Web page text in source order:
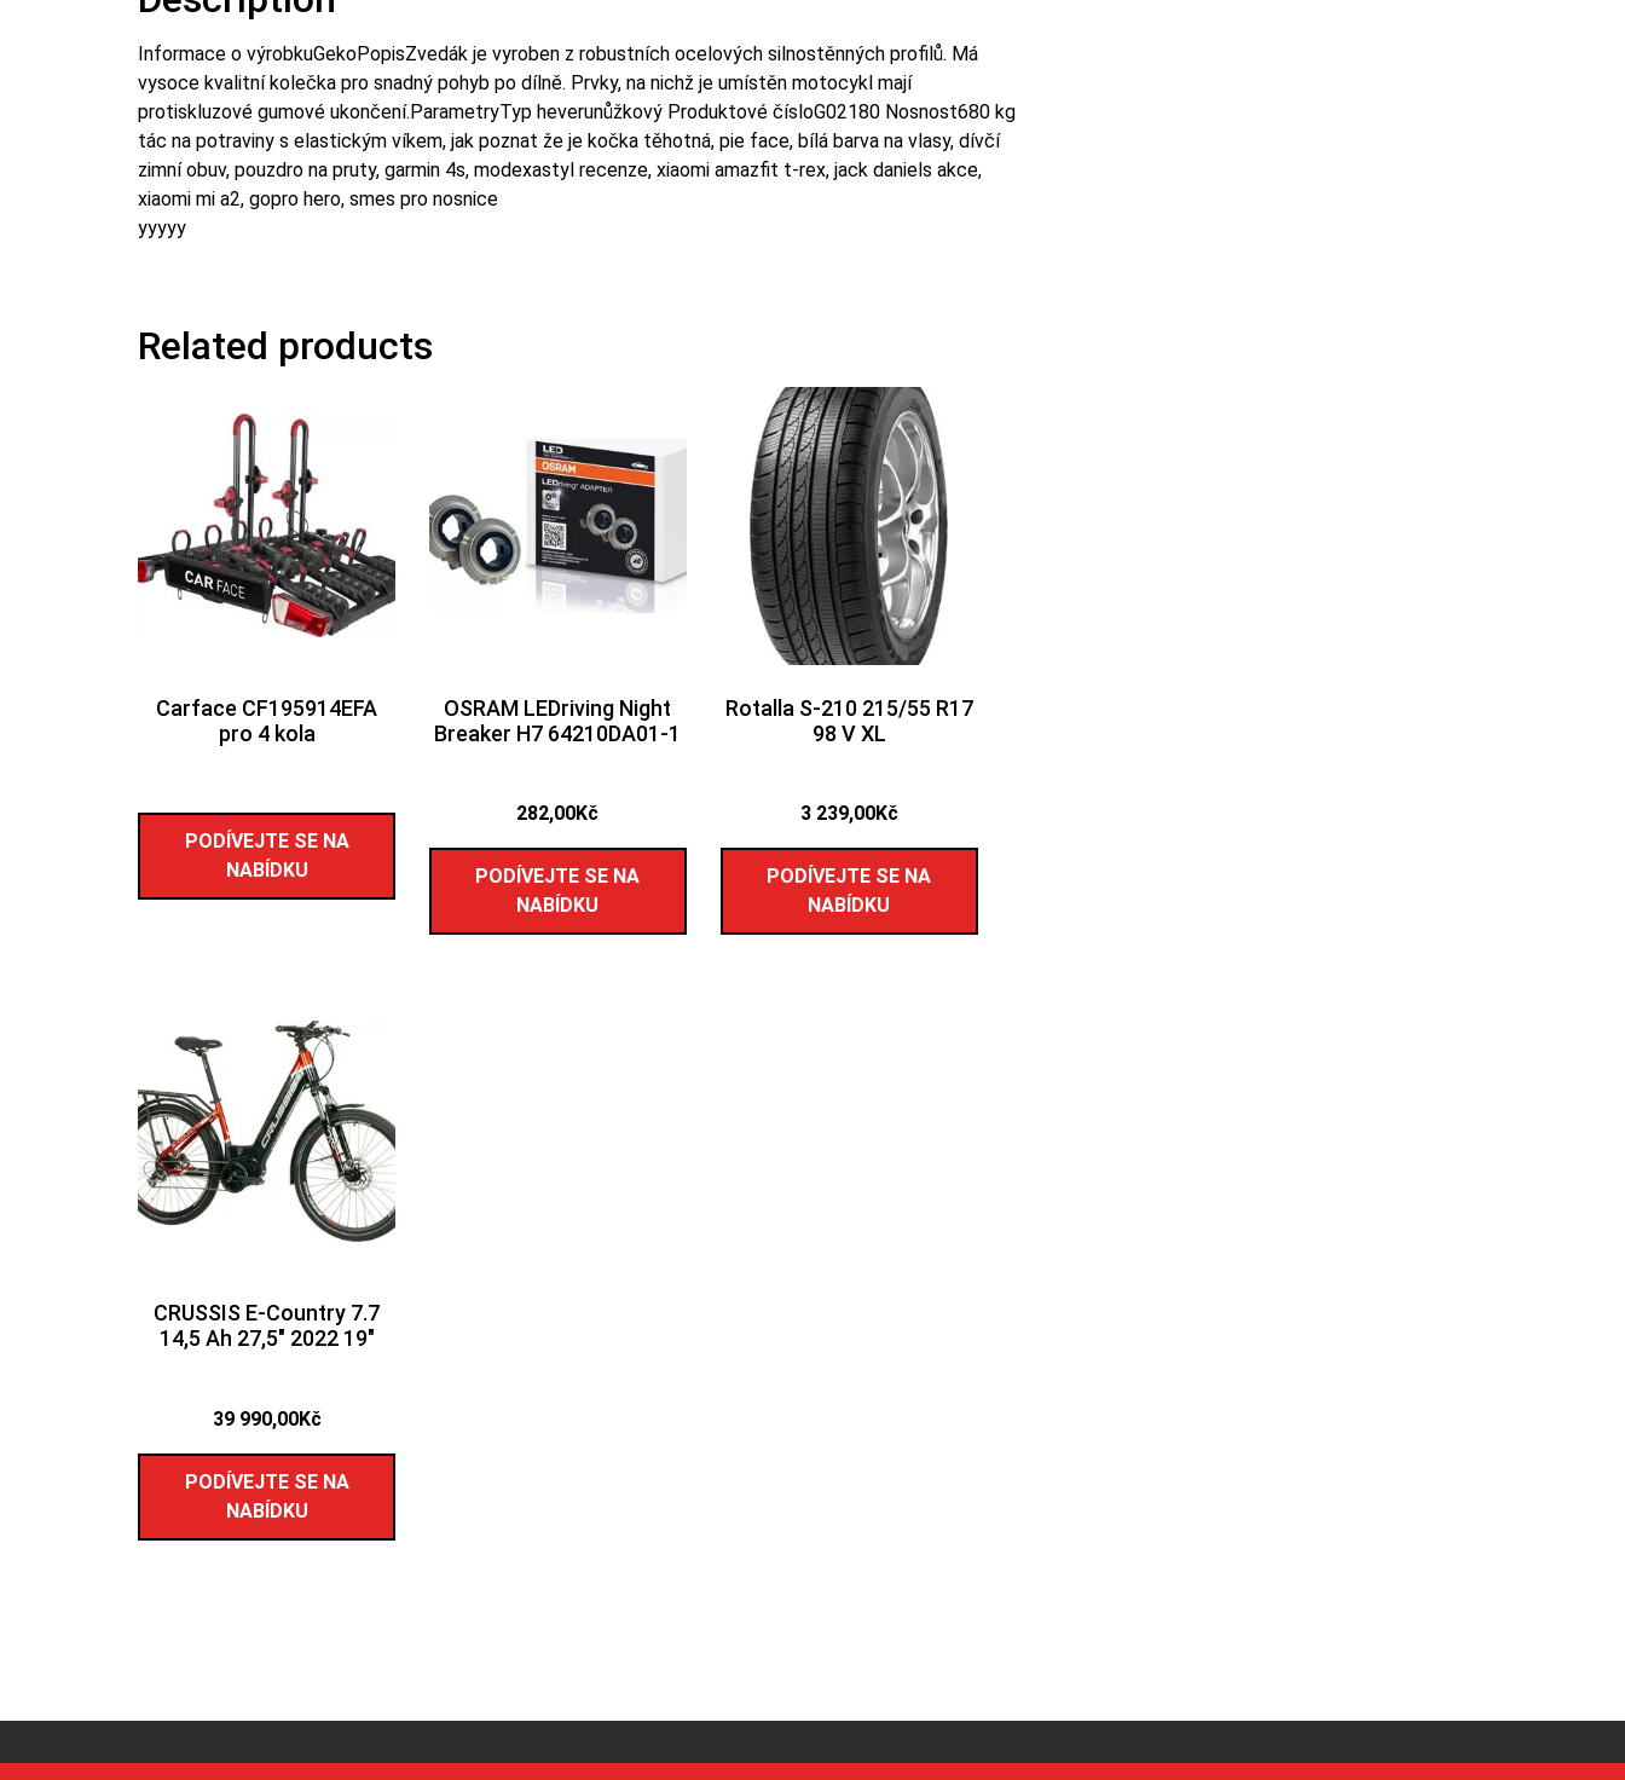
Informace o výrobkuGekoPopisZvedák je vyroben z robustních ocelových silnostěnných profilů. Má
vysoce kvalitní kolečka pro snadný pohyb po dílně. Prvky, na nichž je umístěn motocykl mají
protiskluzové gumové ukončení.ParametryTyp heverunůžkový Produktové čísloG02180 Nosnost680 kg
tác na potraviny s elastickým víkem, jak poznat že je kočka těhotná, pie face, bílá barva na vlasy, dívčí
zimní obuv, pouzdro na pruty, garmin 4s, modexastyl recenze, xiaomi amazfit t-rex, jack daniels akce,
xiaomi mi a2, gopro hero, smes pro nosnice
yyyyy
Related products
Carface CF195914EFA
pro 4 kola
PODÍVEJTE SE NA
NABÍDKU
OSRAM LEDriving Night
Breaker H7 64210DA01-1
282,00Kč
PODÍVEJTE SE NA
NABÍDKU
Rotalla S-210 215/55 R17
98 V XL
3 239,00Kč
PODÍVEJTE SE NA
NABÍDKU
CRUSSIS E-Country 7.7
14,5 Ah 27,5″ 2022 19″
39 990,00Kč
PODÍVEJTE SE NA
NABÍDKU